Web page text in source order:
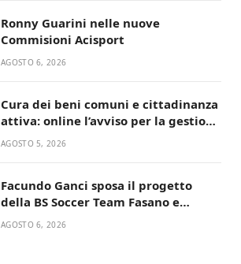
Ronny Guarini nelle nuove
Commisioni Acisport
AGOSTO 6, 2026
Cura dei beni comuni e cittadinanza
attiva: online l’avviso per la gestione
condivisa della Villetta di Laureto
AGOSTO 5, 2026
Facundo Ganci sposa il progetto
della BS Soccer Team Fasano e
ritorna in campo
AGOSTO 6, 2026